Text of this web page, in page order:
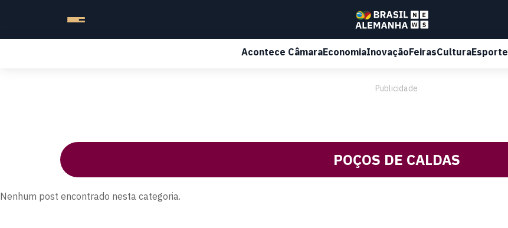
Acontece CâmaraEconomiaInovaçãoFeirasCulturaEsporte
Publicidade
POÇOS DE CALDAS
Nenhum post encontrado nesta categoria.